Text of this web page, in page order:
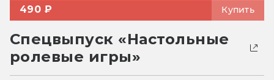
490 ₽ Купить
Спецвыпуск «Настольные
ролевые игры»